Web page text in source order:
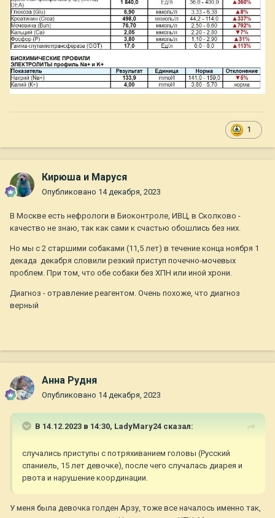
1
Кирюша и Маруся
Опубликовано 14 декабря, 2023
В Москве есть нефрологи в Биоконтроле, ИВЦ, в Сколково -
качество не знаю, так как сами к счастью обошлись без них.
Но мы с 2 старшими собаками (11,5 лет) в течение конца ноября 1
декада декабря словили резкий приступ почечно-мочевых
проблем. При том, что обе собаки без ХПН или иной хрони.
Диагноз - отравление реагентом. Очень похоже, что диагноз
верный
Анна Рудня
Опубликовано 14 декабря, 2023
В 14.12.2023 в 14:30, LadyMary24 сказал:
случались приступы с потряхиванием головы (Русский
спаниель, 15 лет девочке), после чего случалась диарея и
рвота и нарушение координации.
У меня была девочка голден Арзу, тоже все началось именно так,